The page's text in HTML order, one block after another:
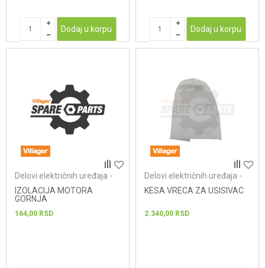
Dodaj u korpu Dodaj u korpu
Delovi električnih uređaja -
IZOLACIJA MOTORA
GORNJA
164,00 RSD
Delovi električnih uređaja -
KESA VRECA ZA USISIVAC
2.340,00 RSD